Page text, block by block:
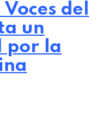
del
un
por la